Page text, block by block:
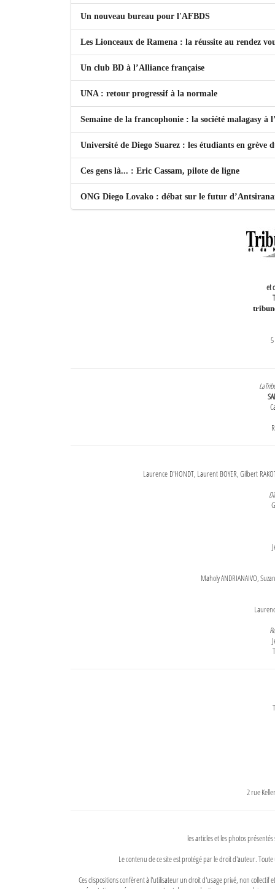
Un nouveau bureau pour l'AFBDS
Les Lionceaux de Ramena : la réussite au rendez
Un club BD à l’Alliance française
UNA : retour progressif à la normale
Semaine de la francophonie : la société malagasy à
Université de Diego Suarez : les étudiants en grève
Ces gens là... : Eric Cassam, pilote de ligne
ONG Diego Lovako : débat sur le futur
et
Laurence D'HONDT, Laurent BOYER, Gilbert
Maholy ANDRIANAIVO,
2 rue
les articles et les photos
Le contenu de ce site est protégé par le droit d'auteur.
Ces dispositions confèrent à l'utilisateur un droit d'usage privé, non